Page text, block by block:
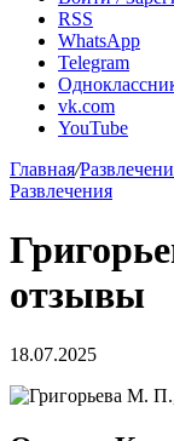
RSS
WhatsApp
Telegram
vk.com
YouTube
Главная/
Развлечения
отзывы
18.07.2025